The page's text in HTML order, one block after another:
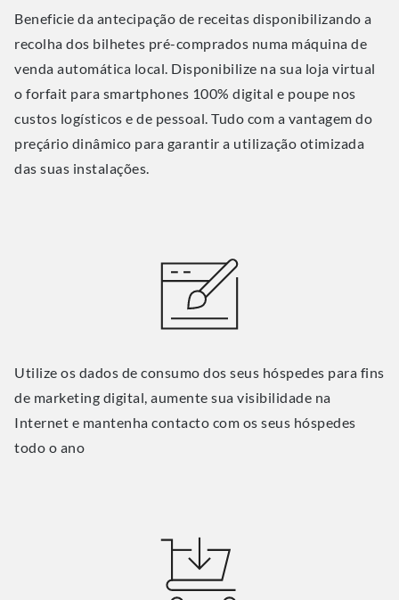
Beneficie da antecipação de receitas disponibilizando a
recolha dos bilhetes pré-comprados numa máquina de
venda automática local. Disponibilize na sua loja virtual
o forfait para smartphones 100% digital e poupe nos
custos logísticos e de pessoal. Tudo com a vantagem do
preçário dinâmico para garantir a utilização otimizada
das suas instalações.
Utilize os dados de consumo dos seus hóspedes para fins
de marketing digital, aumente sua visibilidade na
Internet e mantenha contacto com os seus hóspedes
todo o ano